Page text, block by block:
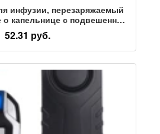
инфузии, перезаряжаемый
капельнице с подвешенной
инфузии с подвешенной
о низкой дозе больничной
койки
52.31 руб.